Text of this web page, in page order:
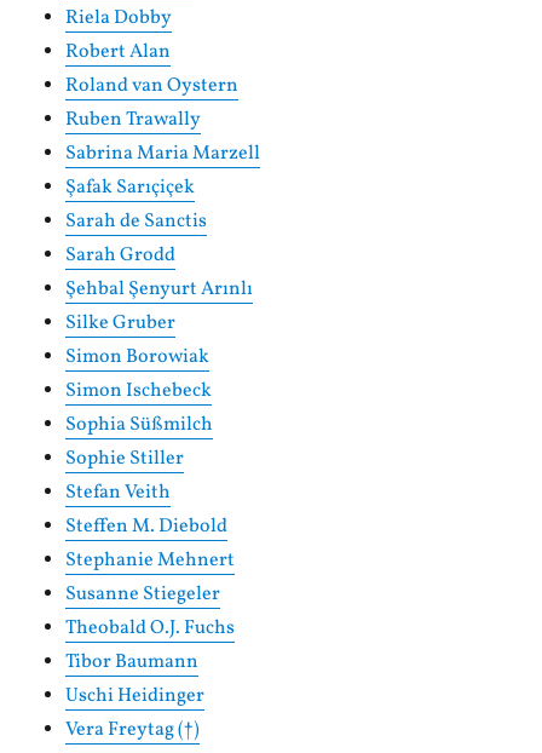
Riela Dobby
Robert Alan
Roland van Oystern
Ruben Trawally
Sabrina Maria Marzell
Şafak Sarıçiçek
Sarah de Sanctis
Sarah Grodd
Şehbal Şenyurt Arınlı
Silke Gruber
Simon Borowiak
Simon Ischebeck
Sophia Süßmilch
Sophie Stiller
Stefan Veith
Steffen M. Diebold
Stephanie Mehnert
Susanne Stiegeler
Theobald O.J. Fuchs
Tibor Baumann
Uschi Heidinger
Vera Freytag (†)